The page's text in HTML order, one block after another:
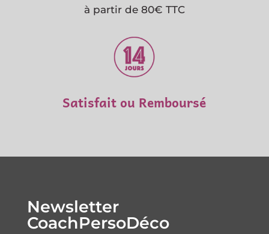
à partir de 80€ TTC
Satisfait ou Remboursé
Newsletter
CoachPersoDéco